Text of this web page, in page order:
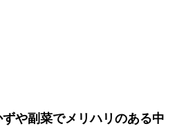
や副菜でメリハリのある中